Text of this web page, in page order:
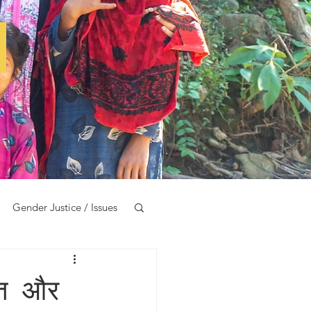
Gender Justice / Issues
और